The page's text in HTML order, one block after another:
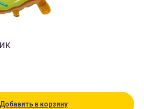
Добавить в корзину